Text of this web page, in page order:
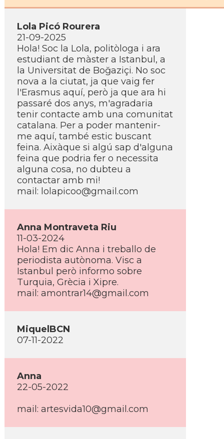
Lola Picó Rourera
21-09-2025
Hola! Soc la Lola, politòloga i ara
estudiant de màster a Istanbul, a
la Universitat de Boğaziçi. No soc
nova a la ciutat, ja que vaig fer
l'Erasmus aquí, però ja que ara hi
passaré dos anys, m'agradaria
tenir contacte amb una comunitat
catalana. Per a poder mantenir-
me aquí, també estic buscant
feina. Aixàque si algú sap d'alguna
feina que podria fer o necessita
alguna cosa, no dubteu a
contactar amb mi!
mail: lolapicoo@gmail.com
Anna Montraveta Riu
11-03-2024
Hola! Em dic Anna i treballo de
periodista autònoma. Visc a
Istanbul però informo sobre
Turquia, Grècia i Xipre.
mail: amontrar14@gmail.com
MiquelBCN
07-11-2022
Anna
22-05-2022
mail: artesvida10@gmail.com